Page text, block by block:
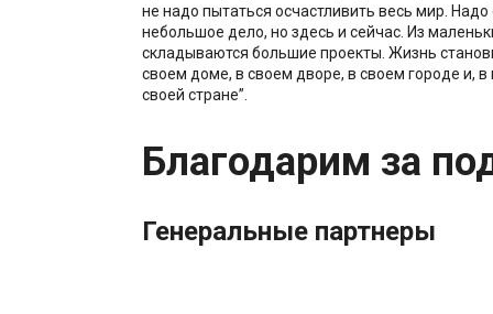
не надо пытаться осчастливить весь мир.
небольшое дело, но здесь и сейчас. Из
складываются большие проекты. Жизнь
своем доме, в своем дворе, в своем городе и, в
своей стране”.
Благодарим за
Генеральные партнеры